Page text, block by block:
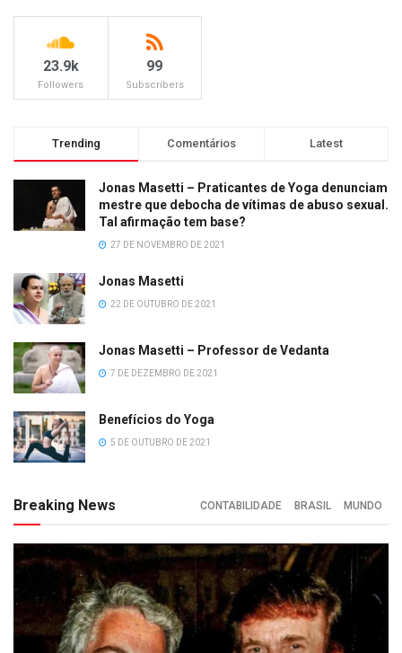
23.9k
Followers
99
Subscribers
Trending Comentários Latest
Jonas Masetti – Praticantes de Yoga denunciam
mestre que debocha de vítimas de abuso sexual.
Tal afirmação tem base?
27 DE NOVEMBRO DE 2021
Jonas Masetti
22 DE OUTUBRO DE 2021
Jonas Masetti – Professor de Vedanta
7 DE DEZEMBRO DE 2021
Benefícios do Yoga
5 DE OUTUBRO DE 2021
Breaking News CONTABILIDADE BRASIL MUNDO